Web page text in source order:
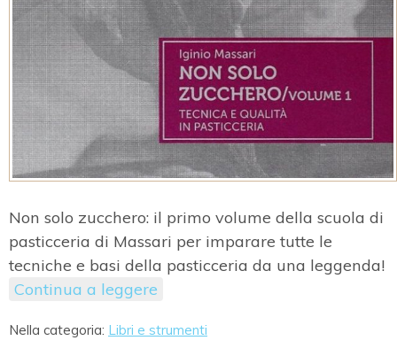
Non solo zucchero: il primo volume della scuola di
pasticceria di Massari per imparare tutte le
tecniche e basi della pasticceria da una leggenda!
Continua a leggere
Nella categoria: Libri e strumenti